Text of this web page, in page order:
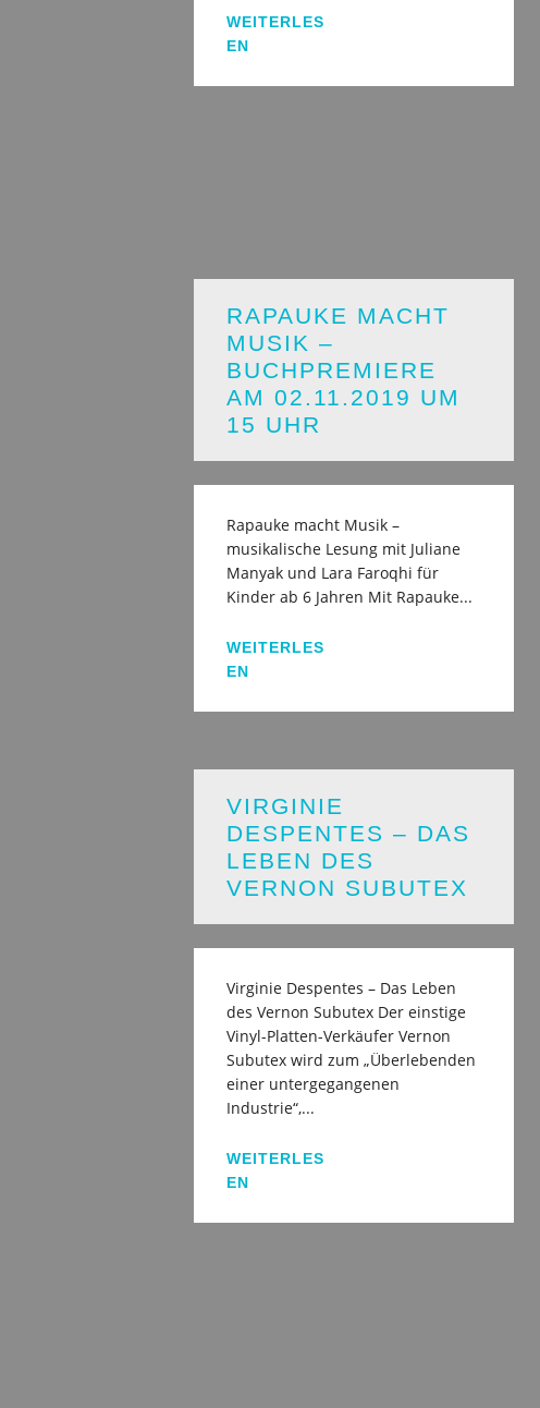
WEITERLES
EN
RAPAUKE MACHT
MUSIK –
BUCHPREMIERE
AM 02.11.2019 UM
15 UHR
Rapauke macht Musik –
musikalische Lesung mit Juliane
Manyak und Lara Faroqhi für
Kinder ab 6 Jahren Mit Rapauke...
WEITERLES
EN
VIRGINIE
DESPENTES – DAS
LEBEN DES
VERNON SUBUTEX
Virginie Despentes – Das Leben
des Vernon Subutex Der einstige
Vinyl-Platten-Verkäufer Vernon
Subutex wird zum „Überlebenden
einer untergegangenen
Industrie“,...
WEITERLES
EN